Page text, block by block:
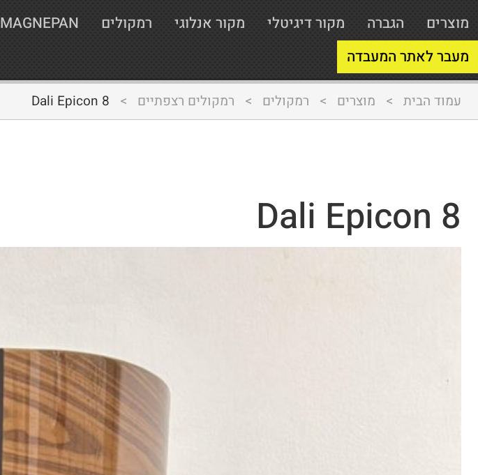
מוצרים הגברה מקור דיגיטלי מקור אנלוגי רמקולים MAGNEPAN
מעבר לאתר המעבדה
עמוד הבית> מוצרים > רמקולים > רמקולים רצפתיים >
Dali Epicon 8
Dali Epicon 8